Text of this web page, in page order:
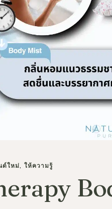
ด์ใหม่ ให้ความรู้